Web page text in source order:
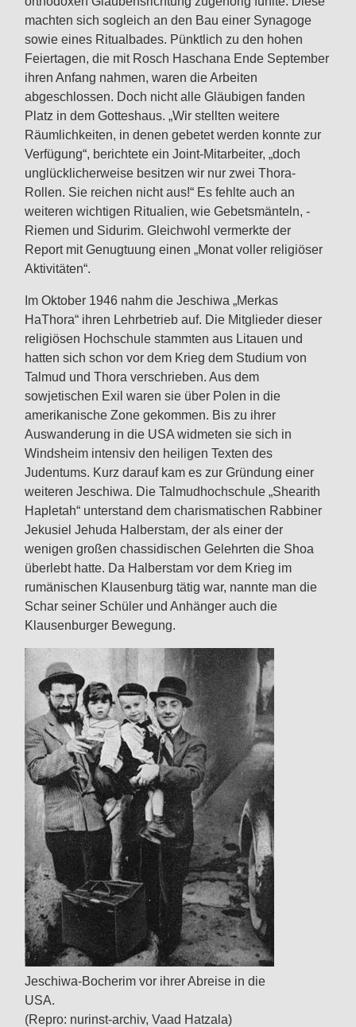
machten sich sogleich an den Bau einer Synagoge
sowie eines Ritualbades. Pünktlich zu den hohen
Feiertagen, die mit Rosch Haschana Ende September
ihren Anfang nahmen, waren die Arbeiten
abgeschlossen. Doch nicht alle Gläubigen fanden
Platz in dem Gotteshaus. „Wir stellten weitere
Räumlichkeiten, in denen gebetet werden konnte zur
Verfügung“, berichtete ein Joint-Mitarbeiter, „doch
unglücklicherweise besitzen wir nur zwei Thora-
Rollen. Sie reichen nicht aus!“ Es fehlte auch an
weiteren wichtigen Ritualien, wie Gebetsmänteln, -
Riemen und Sidurim. Gleichwohl vermerkte der
Report mit Genugtuung einen „Monat voller religiöser
Aktivitäten“.
Im Oktober 1946 nahm die Jeschiwa „Merkas
HaThora“ ihren Lehrbetrieb auf. Die Mitglieder dieser
religiösen Hochschule stammten aus Litauen und
hatten sich schon vor dem Krieg dem Studium von
Talmud und Thora verschrieben. Aus dem
sowjetischen Exil waren sie über Polen in die
amerikanische Zone gekommen. Bis zu ihrer
Auswanderung in die USA widmeten sie sich in
Windsheim intensiv den heiligen Texten des
Judentums. Kurz darauf kam es zur Gründung einer
weiteren Jeschiwa. Die Talmudhochschule „Shearith
Hapletah“ unterstand dem charismatischen Rabbiner
Jekusiel Jehuda Halberstam, der als einer der
wenigen großen chassidischen Gelehrten die Shoa
überlebt hatte. Da Halberstam vor dem Krieg im
rumänischen Klausenburg tätig war, nannte man die
Schar seiner Schüler und Anhänger auch die
Klausenburger Bewegung.
Jeschiwa-Bocherim vor ihrer Abreise in die
USA.
(Repro: nurinst-archiv, Vaad Hatzala)